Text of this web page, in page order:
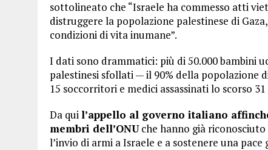
sottolineato che “Israele ha commesso atti
distruggere la popolazione palestinese di
condizioni di vita inumane”.
I dati sono drammatici: più di 50.000 bambini
palestinesi sfollati — il 90% della popolazione
15 soccorritori e medici assassinati lo scorso
Da quil’appello al governo italiano
membri dell’ONUche hanno già
l’invio di armi a Israele e a sostenere una